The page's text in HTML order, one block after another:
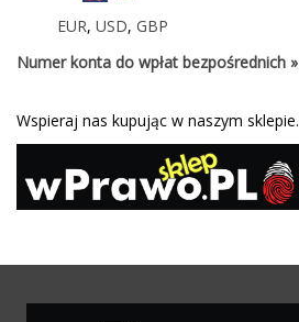
EUR, USD, GBP
Numer konta do wpłat bezpośrednich »
Wspieraj nas kupując w naszym sklepie.